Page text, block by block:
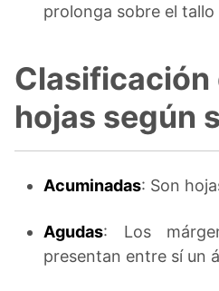
prolonga sobre el tallo
Clasificación
hojas según
Acuminadas: Son
Agudas: Los
presentan entre sí un